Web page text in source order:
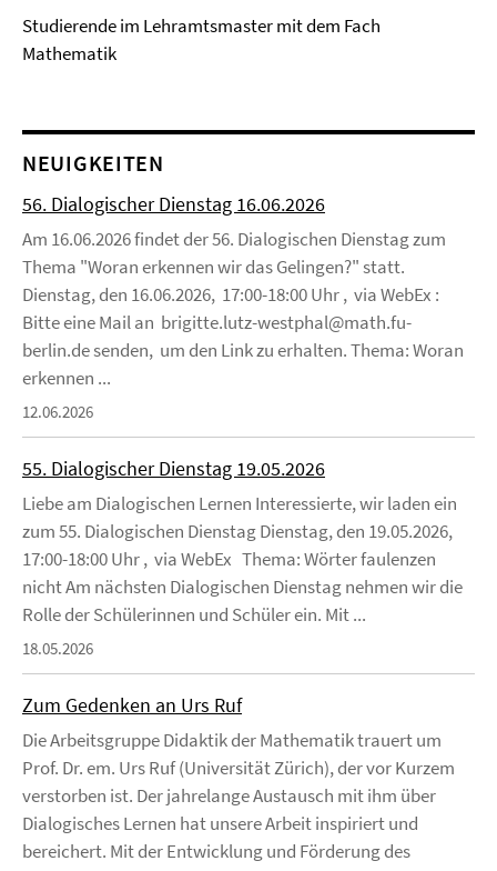
Studierende im Lehramtsmaster mit dem Fach
Mathematik
NEUIGKEITEN
56. Dialogischer Dienstag 16.06.2026
Am 16.06.2026 findet der 56. Dialogischen Dienstag zum
Thema "Woran erkennen wir das Gelingen?" statt.
Dienstag, den 16.06.2026, 17:00-18:00 Uhr , via WebEx :
Bitte eine Mail an brigitte.lutz-westphal@math.fu-
berlin.de senden, um den Link zu erhalten. Thema: Woran
erkennen ...
12.06.2026
55. Dialogischer Dienstag 19.05.2026
Liebe am Dialogischen Lernen Interessierte, wir laden ein
zum 55. Dialogischen Dienstag Dienstag, den 19.05.2026,
17:00-18:00 Uhr , via WebEx Thema: Wörter faulenzen
nicht Am nächsten Dialogischen Dienstag nehmen wir die
Rolle der Schülerinnen und Schüler ein. Mit ...
18.05.2026
Zum Gedenken an Urs Ruf
Die Arbeitsgruppe Didaktik der Mathematik trauert um
Prof. Dr. em. Urs Ruf (Universität Zürich), der vor Kurzem
verstorben ist. Der jahrelange Austausch mit ihm über
Dialogisches Lernen hat unsere Arbeit inspiriert und
bereichert. Mit der Entwicklung und Förderung des